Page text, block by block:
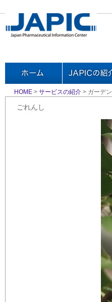
HOME > サービスの紹介 > ガーデン
ごれんし